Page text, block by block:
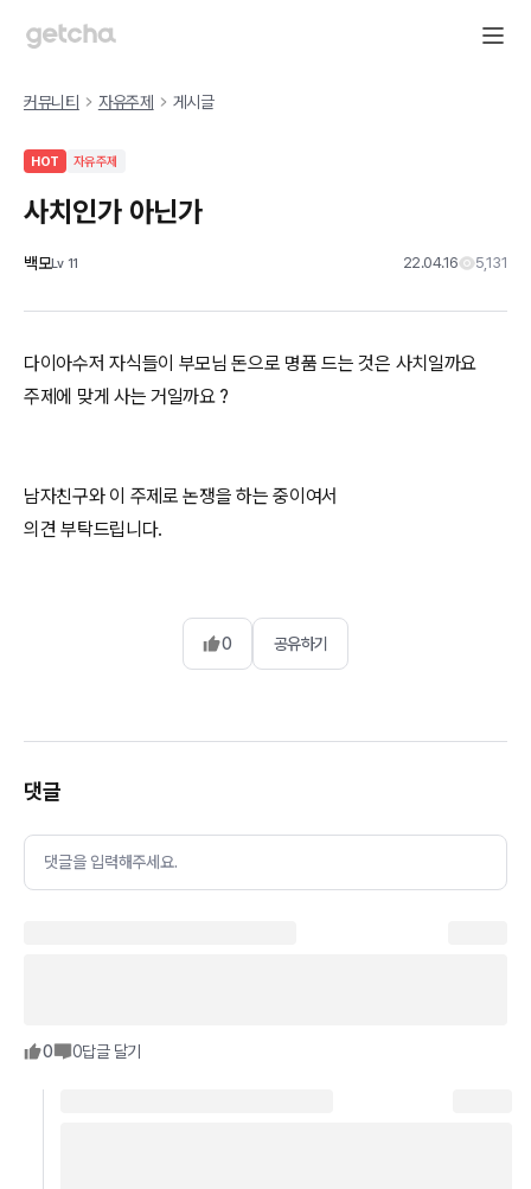
커뮤니티 자유주제 게시글
HOT 자유주제
사치인가 아닌가
백모Lv 11 22.04.16 5,131
다이아수저 자식들이 부모님 돈으로 명품 드는 것은 사치일까요
주제에 맞게 사는 거일까요 ?
남자친구와 이 주제로 논쟁을 하는 중이여서
0 공유하기
댓글
댓글을 입력해주세요.
0 0답글 달기